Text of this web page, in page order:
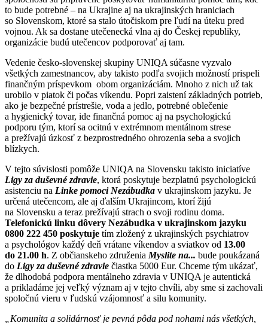
to bude potrebné – na Ukrajine aj na ukrajinských hraniciach
so Slovenskom, ktoré sa stalo útočiskom pre ľudí na úteku pred
vojnou. Ak sa dostane utečenecká vlna aj do Českej republiky,
organizácie budú utečencov podporovať aj tam.
Vedenie česko-slovenskej skupiny UNIQA súčasne vyzvalo
všetkých zamestnancov, aby takisto podľa svojich možností prispeli
finančným príspevkom obom organizáciám. Mnoho z nich už tak
urobilo v piatok či počas víkendu. Popri zaistení základných potrieb,
ako je bezpečné prístrešie, voda a jedlo, potrebné oblečenie
a hygienický tovar, ide finančná pomoc aj na psychologickú
podporu tým, ktorí sa ocitnú v extrémnom mentálnom strese
a prežívajú úzkosť z bezprostredného ohrozenia seba a svojich
blízkych.
V tejto súvislosti pomôže UNIQA na Slovensku takisto iniciatíve
Ligy za duševné zdravie, ktorá poskytuje bezplatnú psychologickú
asistenciu na Linke pomoci Nezábudka v ukrajinskom jazyku. Je
určená utečencom, ale aj ďalším Ukrajincom, ktorí žijú
na Slovensku a teraz prežívajú strach o svoji rodinu doma.
Telefonickú linku dôvery Nezábudka v ukrajinskom jazyku
0800 222 450 poskytuje tím zložený z ukrajinských psychiatrov
a psychológov každý deň vrátane víkendov a sviatkov od 13.00
do 21.00 h. Z občianskeho združenia Myslite na... bude poukázaná
do Ligy za duševné zdravie čiastka 5000 Eur. Chceme tým ukázať,
že dlhodobá podpora mentálneho zdravia v UNIQA je autentická
a prikladáme jej veľký význam aj v tejto chvíli, aby sme si zachovali
spoločnú vieru v ľudskú vzájomnosť a silu komunity.
„Komunita a solidárnosť je pevná pôda pod nohami nás všetkých,